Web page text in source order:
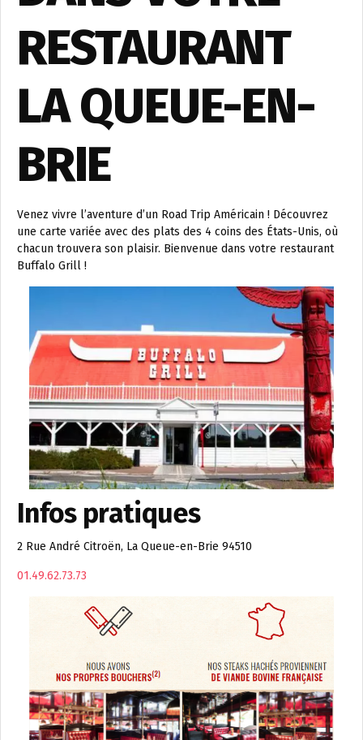
RESTAURANT
LA QUEUE-EN-
BRIE
Venez vivre l’aventure d’un Road Trip Américain ! Découvrez
une carte variée avec des plats des 4 coins des États-Unis, où
chacun trouvera son plaisir. Bienvenue dans votre restaurant
Buffalo Grill !
Infos pratiques
2 Rue André Citroën, La Queue-en-Brie 94510
01.49.62.73.73